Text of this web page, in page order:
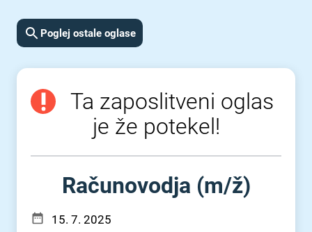
Poglej ostale oglase
Ta zaposlitveni oglas
je že potekel!
Računovodja (m⁠/⁠ž)
15. 7. 2025